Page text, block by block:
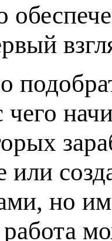
чего
или
но
работа